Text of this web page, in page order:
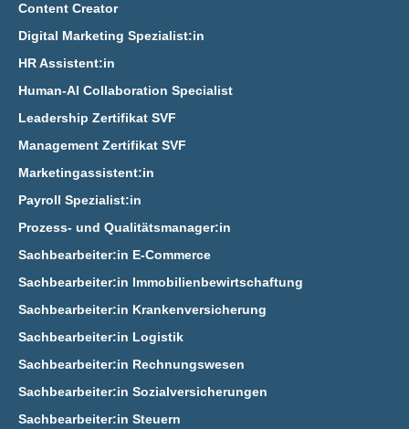
Content Creator
Digital Marketing Spezialist:in
HR Assistent:in
Human-AI Collaboration Specialist
Leadership Zertifikat SVF
Management Zertifikat SVF
Marketingassistent:in
Payroll Spezialist:in
Prozess- und Qualitätsmanager:in
Sachbearbeiter:in E‑Commerce
Sachbearbeiter:in Immobilienbewirtschaftung
Sachbearbeiter:in Krankenversicherung
Sachbearbeiter:in Logistik
Sachbearbeiter:in Rechnungswesen
Sachbearbeiter:in Sozialversicherungen
Sachbearbeiter:in Steuern